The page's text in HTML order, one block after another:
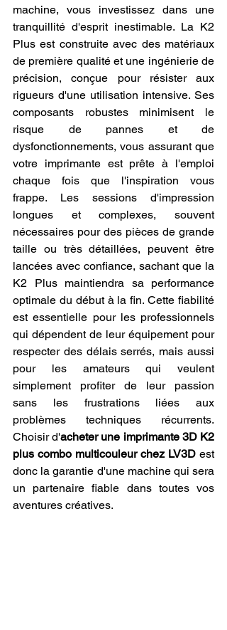
machine, vous investissez dans une
tranquillité d'esprit inestimable. La K2
Plus est construite avec des matériaux
de première qualité et une ingénierie de
précision, conçue pour résister aux
rigueurs d'une utilisation intensive. Ses
composants robustes minimisent le
risque de pannes et de
dysfonctionnements, vous assurant que
votre imprimante est prête à l'emploi
chaque fois que l'inspiration vous
frappe. Les sessions d'impression
longues et complexes, souvent
nécessaires pour des pièces de grande
taille ou très détaillées, peuvent être
lancées avec confiance, sachant que la
K2 Plus maintiendra sa performance
optimale du début à la fin. Cette fiabilité
est essentielle pour les professionnels
qui dépendent de leur équipement pour
respecter des délais serrés, mais aussi
pour les amateurs qui veulent
simplement profiter de leur passion
sans les frustrations liées aux
problèmes techniques récurrents.
Choisir d'acheter une imprimante 3D K2
plus combo multicouleur chez LV3D est
donc la garantie d'une machine qui sera
un partenaire fiable dans toutes vos
aventures créatives.